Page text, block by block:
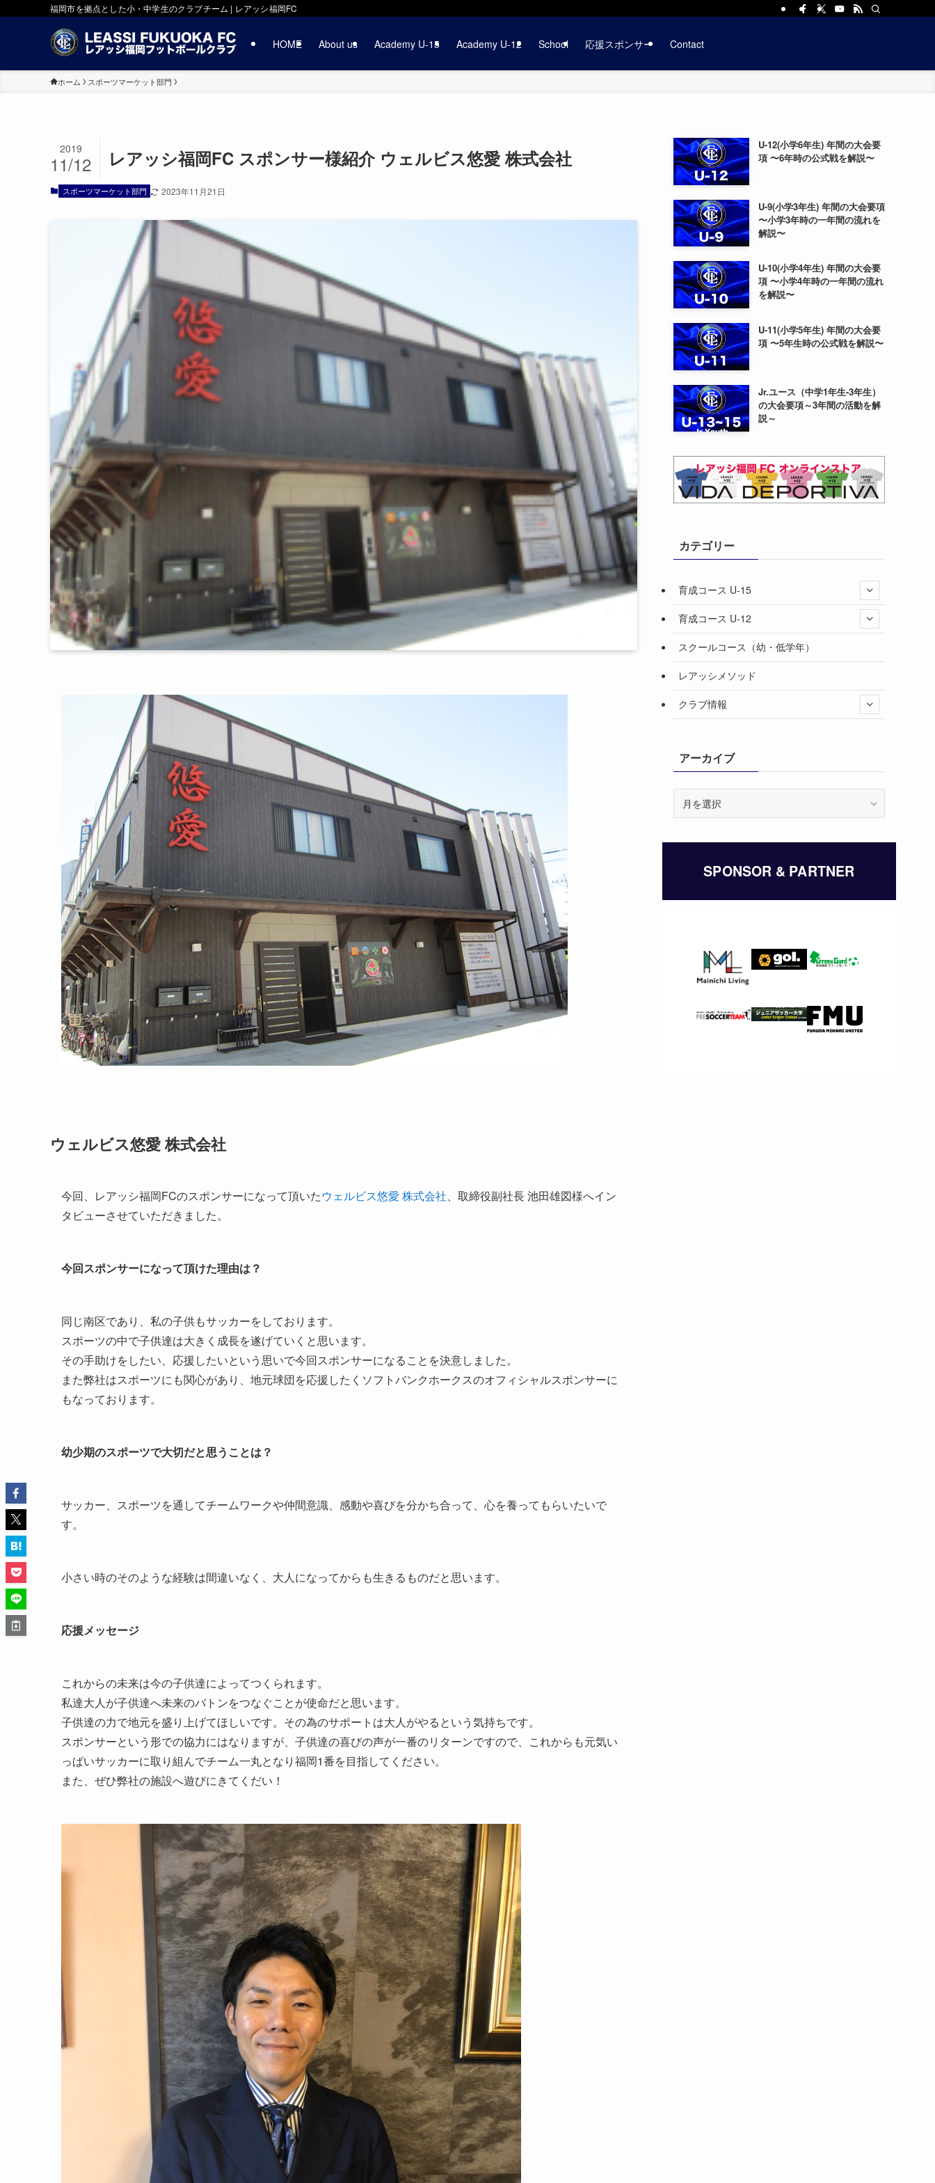
福岡市を拠点とした小・中学生のクラブチーム | レアッシ福岡FC
HOME About us Academy U-15 Academy U-12 School 応援スポンサー Contact
ホーム スポーツマーケット部門
レアッシ福岡FC スポンサー様紹介 ウェルビス悠愛 株式会社
2019
11/12
スポーツマーケット部門 2023年11月21日
ウェルビス悠愛 株式会社
今回、レアッシ福岡FCのスポンサーになって頂いたウェルビス悠愛 株式会社、取締役副社長 池田雄図様へイン
タビューさせていただきました。
今回スポンサーになって頂けた理由は？
同じ南区であり、私の子供もサッカーをしております。
スポーツの中で子供達は大きく成長を遂げていくと思います。
その手助けをしたい、応援したいという思いで今回スポンサーになることを決意しました。
また弊社はスポーツにも関心があり、地元球団を応援したくソフトバンクホークスのオフィシャルスポンサーに
もなっております。
幼少期のスポーツで大切だと思うことは？
サッカー、スポーツを通してチームワークや仲間意識、感動や喜びを分かち合って、心を養ってもらいたいで
す。
小さい時のそのような経験は間違いなく、大人になってからも生きるものだと思います。
応援メッセージ
これからの未来は今の子供達によってつくられます。
私達大人が子供達へ未来のバトンをつなぐことが使命だと思います。
子供達の力で地元を盛り上げてほしいです。その為のサポートは大人がやるという気持ちです。
スポンサーという形での協力にはなりますが、子供達の喜びの声が一番のリターンですので、これからも元気い
っぱいサッカーに取り組んでチーム一丸となり福岡1番を目指してください。
また、ぜひ弊社の施設へ遊びにきてくだい！
U-12(小学6年生) 年間の大会要
項 〜6年時の公式戦を解説〜
U-9(小学3年生) 年間の大会要項
〜小学3年時の一年間の流れを
解説〜
U-10(小学4年生) 年間の大会要
項 〜小学4年時の一年間の流れ
を解説〜
U-11(小学5年生) 年間の大会要
項 〜5年生時の公式戦を解説〜
Jr.ユース（中学1年生-3年生）
の大会要項～3年間の活動を解
説～
カテゴリー
育成コース U-15
育成コース U-12
スクールコース（幼・低学年）
レアッシメソッド
クラブ情報
アーカイブ
イ
SPONSOR & PARTNER